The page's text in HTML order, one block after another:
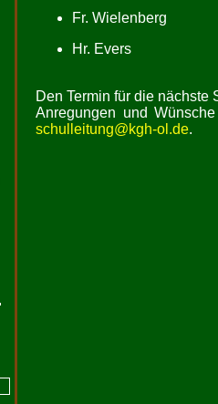
Fr. Wielenberg
Hr. Evers
Den Termin für die nächste
Anregungen und
schulleitung@kgh-ol.de.